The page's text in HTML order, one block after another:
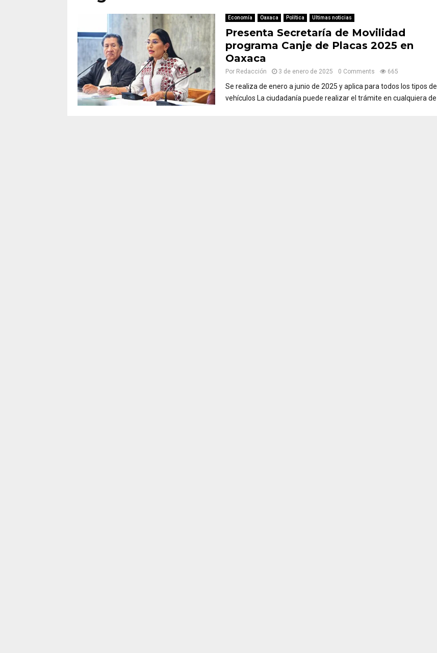
Economía Oaxaca Política Ultimas noticias
Presenta Secretaría de Movilidad
programa Canje de Placas 2025 en
Oaxaca
Por Redacción 3 de enero de 2025 0 Comments 665
Se realiza de enero a junio de 2025 y aplica para todos los tipos de
vehículos La ciudadanía puede realizar el trámite en cualquiera de